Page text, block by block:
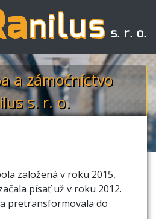
nilus s. r. o.
a zámočníctvo
s. r. o.
založená v roku 2015,
písať už v roku 2012.
pretransformovala do